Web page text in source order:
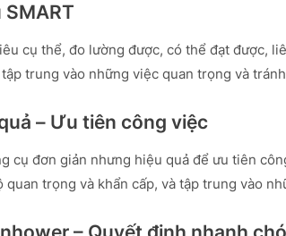
cụ thể, đo lường được, có thể đạt được,
trung vào những việc quan trọng và
– Ưu tiên công việc
cụ đơn giản nhưng hiệu quả để ưu tiên
quan trọng và khẩn cấp, và tập trung vào